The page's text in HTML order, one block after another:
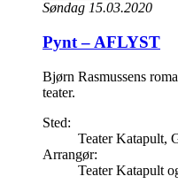
Søndag 15.03.2020
Pynt – AFLYST
Bjørn Rasmussens
teater.
Sted:
Teater Katapult,
Arrangør:
Teater Katapult